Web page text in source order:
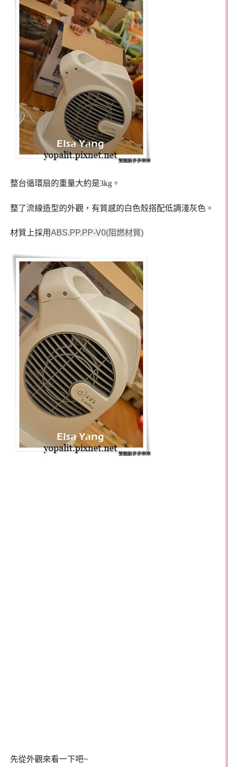
整台循環扇的重量大約是3kg。
整了流線造型的外觀，有質感的白色殼搭配低調淺灰色。
材質上採用ABS.PP.PP-V0(阻燃材質)
先從外觀來看一下吧~